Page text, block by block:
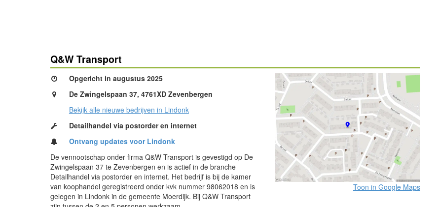
Q&W Transport
Opgericht in augustus 2025
De Zwingelspaan 37, 4761XD Zevenbergen
Bekijk alle nieuwe bedrijven in Lindonk
Detailhandel via postorder en internet
Ontvang updates voor Lindonk
De vennootschap onder firma Q&W Transport is gevestigd op De
Zwingelspaan 37 te Zevenbergen en is actief in de branche
Detailhandel via postorder en internet. Het bedrijf is bij de kamer
van koophandel geregistreerd onder kvk nummer 98062018 en is
gelegen in Lindonk in de gemeente Moerdijk. Bij Q&W Transport
Toon in Google Maps